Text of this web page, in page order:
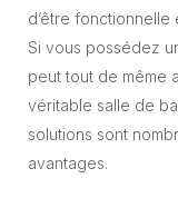
d’être fonctionnelle
Si vous possédez
peut tout de même
véritable salle de
solutions sont
avantages.